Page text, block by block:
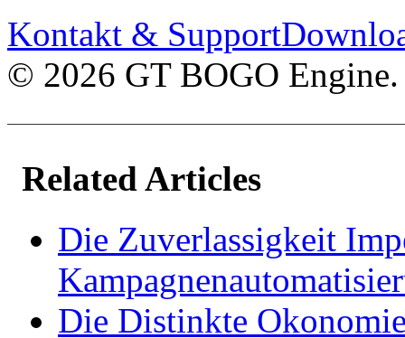
Kontakt & Support
© 2026 GT BOGO
Related Articles
Die Zuverlassigkeit
Die Distinkte